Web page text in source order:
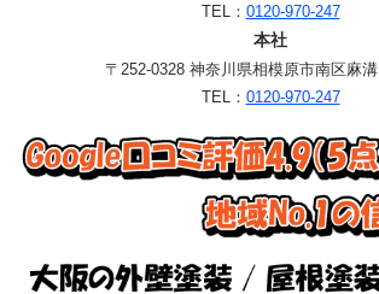
TEL： 0120-970-247
本社
〒252-0328 神奈川県相模原市南区麻
TEL： 0120-970-247